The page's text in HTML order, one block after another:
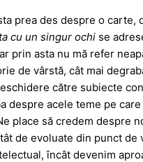
prea des despre o carte,
cu un singur ochi se
prin asta nu mă refer
de vârstă, cât mai
către subiecte
despre acele teme pe
place să credem despre
de evoluate din punct de
încât devenim